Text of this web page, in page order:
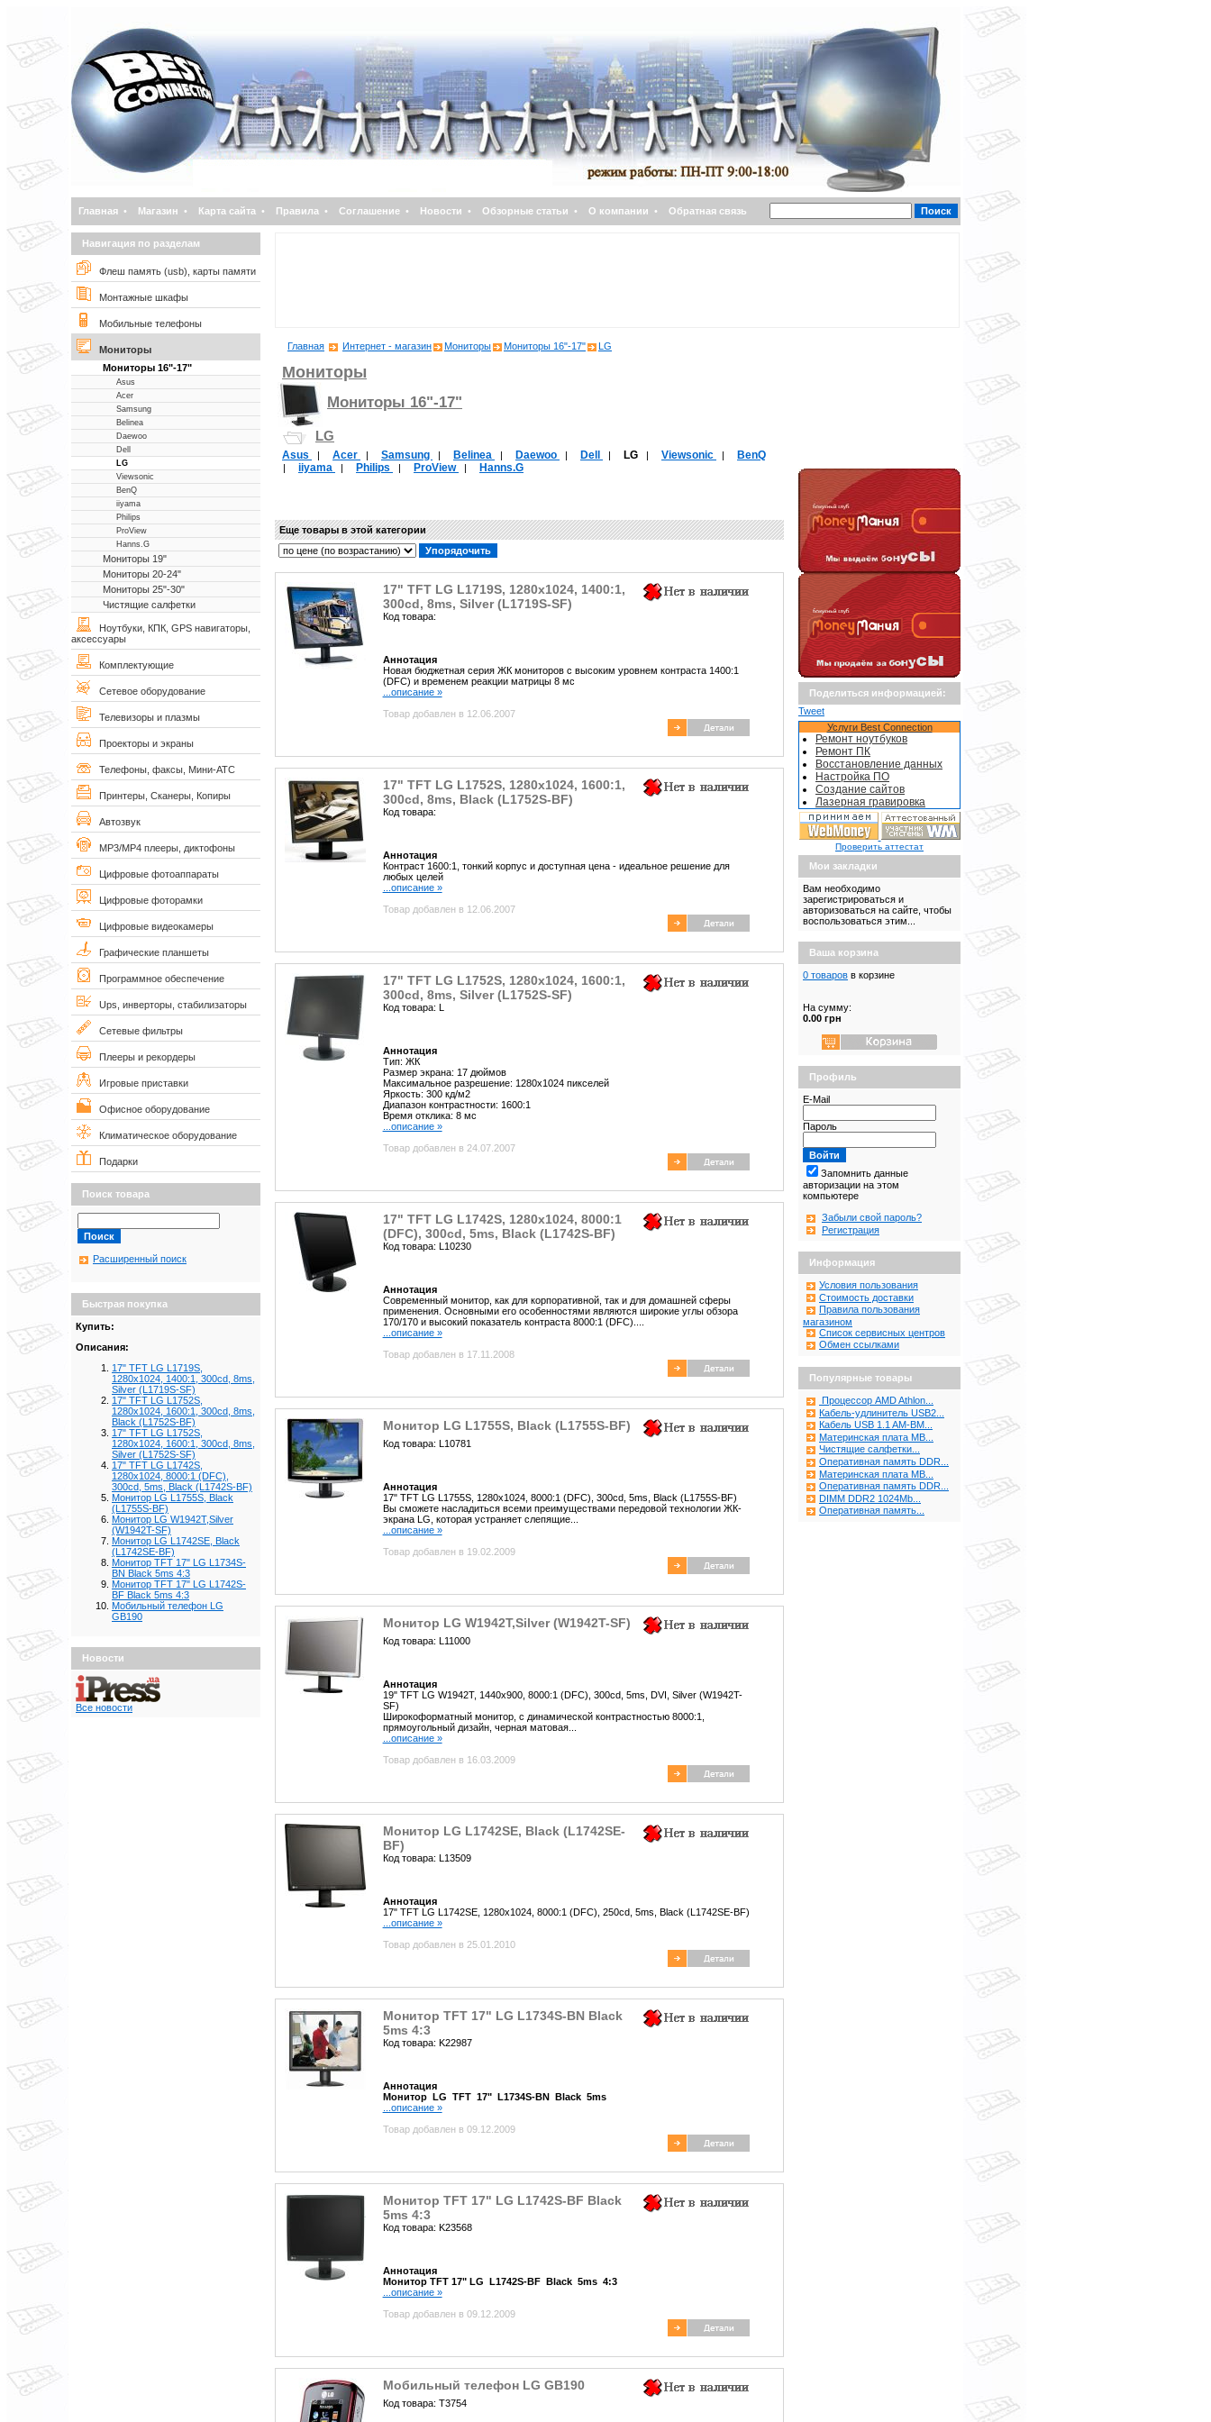
Главная • Магазин • Карта сайта • Правила • Соглашение • Новости • Обзорные статьи • О компании • Обратная связь
Навигация по разделам
Флеш память (usb), карты памяти
Монтажные шкафы
Мобильные телефоны
Мониторы
Мониторы 16"-17"
Asus
Acer
Samsung
Belinea
Daewoo
Dell
LG
Viewsonic
BenQ
iiyama
Philips
ProView
Hanns.G
Мониторы 19"
Мониторы 20-24"
Мониторы 25"-30"
Чистящие салфетки
Ноутбуки, КПК, GPS навигаторы,
аксессуары
Комплектующие
Сетевое оборудование
Телевизоры и плазмы
Проекторы и экраны
Телефоны, факсы, Мини-АТС
Принтеры, Сканеры, Копиры
Автозвук
MP3/MP4 плееры, диктофоны
Цифровые фотоаппараты
Цифровые фоторамки
Цифровые видеокамеры
Графические планшеты
Программное обеспечение
Ups, инверторы, стабилизаторы
Сетевые фильтры
Плееры и рекордеры
Игровые приставки
Офисное оборудование
Климатическое оборудование
Подарки
Поиск товара
Расширенный поиск
Быстрая покупка
Купить:
Описания:
17" TFT LG L1719S,
1280x1024, 1400:1, 300cd, 8ms,
Silver (L1719S-SF)
17" TFT LG L1752S,
1280x1024, 1600:1, 300cd, 8ms,
Black (L1752S-BF)
17" TFT LG L1752S,
1280x1024, 1600:1, 300cd, 8ms,
Silver (L1752S-SF)
17" TFT LG L1742S,
1280x1024, 8000:1 (DFC),
300cd, 5ms, Black (L1742S-BF)
Монитор LG L1755S, Black
(L1755S-BF)
Монитор LG W1942T,Silver
(W1942T-SF)
Монитор LG L1742SE, Black
(L1742SE-BF)
Монитор TFT 17" LG L1734S-
BN Black 5ms 4:3
Монитор TFT 17" LG L1742S-
BF Black 5ms 4:3
Мобильный телефон LG
GB190
Новости
Все новости
Главная Интернет - магазин Мониторы Мониторы 16"-17" LG
Мониторы
Мониторы 16"-17"
LG
Asus | Acer | Samsung | Belinea | Daewoo | Dell | LG | Viewsonic | BenQ
| iiyama | Philips | ProView | Hanns.G
Еще товары в этой категории
17" TFT LG L1719S, 1280x1024, 1400:1,
300cd, 8ms, Silver (L1719S-SF)
Код товара:
Аннотация
Новая бюджетная серия ЖК мониторов с высоким уровнем контраста 1400:1
(DFC) и временем реакции матрицы 8 мс
...описание »
Товар добавлен в 12.06.2007
17" TFT LG L1752S, 1280x1024, 1600:1,
300cd, 8ms, Black (L1752S-BF)
Код товара:
Аннотация
Контраст 1600:1, тонкий корпус и доступная цена - идеальное решение для
любых целей
...описание »
Товар добавлен в 12.06.2007
17" TFT LG L1752S, 1280x1024, 1600:1,
300cd, 8ms, Silver (L1752S-SF)
Код товара: L
Аннотация
Тип: ЖК
Размер экрана: 17 дюймов
Максимальное разрешение: 1280x1024 пикселей
Яркость: 300 кд/м2
Диапазон контрастности: 1600:1
Время отклика: 8 мс
...описание »
Товар добавлен в 24.07.2007
17" TFT LG L1742S, 1280x1024, 8000:1
(DFC), 300cd, 5ms, Black (L1742S-BF)
Код товара: L10230
Аннотация
Современный монитор, как для корпоративной, так и для домашней сферы
применения. Основными его особенностями являются широкие углы обзора
170/170 и высокий показатель контраста 8000:1 (DFC)....
...описание »
Товар добавлен в 17.11.2008
Монитор LG L1755S, Black (L1755S-BF)
Код товара: L10781
Аннотация
17" TFT LG L1755S, 1280x1024, 8000:1 (DFC), 300cd, 5ms, Black (L1755S-BF)
Вы сможете насладиться всеми преимуществами передовой технологии ЖК-
экрана LG, которая устраняет слепящие...
...описание »
Товар добавлен в 19.02.2009
Монитор LG W1942T,Silver (W1942T-SF)
Код товара: L11000
Аннотация
19" TFT LG W1942T, 1440x900, 8000:1 (DFC), 300cd, 5ms, DVI, Silver (W1942T-
SF)
Широкоформатный монитор, с динамической контрастностью 8000:1,
прямоугольный дизайн, черная матовая...
...описание »
Товар добавлен в 16.03.2009
Монитор LG L1742SE, Black (L1742SE-
BF)
Код товара: L13509
Аннотация
17" TFT LG L1742SE, 1280x1024, 8000:1 (DFC), 250cd, 5ms, Black (L1742SE-BF)
...описание »
Товар добавлен в 25.01.2010
Монитор TFT 17" LG L1734S-BN Black
5ms 4:3
Код товара: K22987
Аннотация
Монитор LG TFT 17" L1734S-BN Black 5ms
...описание »
Товар добавлен в 09.12.2009
Монитор TFT 17" LG L1742S-BF Black
5ms 4:3
Код товара: K23568
Аннотация
Монитор TFT 17" LG L1742S-BF Black 5ms 4:3
...описание »
Товар добавлен в 09.12.2009
Мобильный телефон LG GB190
Код товара: T3754
Поделиться информацией:
Tweet
Услуги Best Connection
Ремонт ноутбуков
Ремонт ПК
Восстановление данных
Настройка ПО
Создание сайтов
Лазерная гравировка
Проверить аттестат
Мои закладки
Вам необходимо
зарегистрироваться и
авторизоваться на сайте, чтобы
воспользоваться этим...
Ваша корзина
0 товаров в корзине
На сумму:
0.00 грн
Профиль
E-Mail
Пароль
Запомнить данные
авторизации на этом
компьютере
Забыли свой пароль?
Регистрация
Информация
Условия пользования
Стоимость доставки
Правила пользования
магазином
Список сервисных центров
Обмен ссылками
Популярные товары
Процессор AMD Athlon...
Кабель-удлинитель USB2...
Кабель USB 1.1 AM-BM...
Материнская плата MB...
Чистящие салфетки...
Оперативная память DDR...
Материнская плата MB...
Оперативная память DDR...
DIMM DDR2 1024Mb...
Оперативная память...